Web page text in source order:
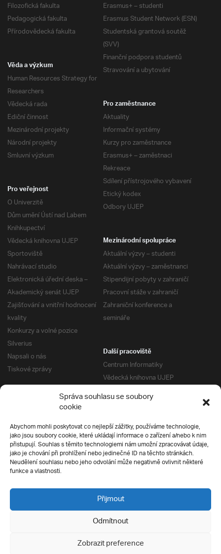
Správa souhlasu se soubory
cookie
Abychom mohli poskytovat co nejlepší zážitky, používáme technologie,
jako jsou soubory cookie, které ukládají informace o zařízení a/nebo k nim
přistupují. Souhlas s těmito technologiemi nám umožní zpracovávat údaje,
jako je chování při prohlížení nebo jedinečné ID na těchto stránkách.
Neudělení souhlasu nebo jeho odvolání může negativně ovlivnit některé
funkce a vlastnosti.
Přijmout
Odmítnout
Zobrazit preference
Filozofická fakulta
Pedagogická fakulta
Přírodovědecká fakulta
Erasmus+ – studenti
Erasmus Student Network (ESN)
Studentská grantová soutěž
(SVV)
Finanční podpora studentů
Stravování a ubytování
Věda a výzkum
Human Resources Strategy for
Researchers
Vědecká rada
Ediční činnost
Mezinárodní projekty
Národní projekty
Smluvní výzkum
Pro zaměstnance
Aktuality
Informační systémy
Kurzy pro zaměstnance
Erasmus+ – zaměstnaci
Rekreace
Sdílení přístrojového vybavení
Etický kodex
Odbory UJEP
Pro veřejnost
O Univerzitě
Dům umění Ústí nad Labem
Knihkupectví
Vědecká knihovna UJEP
Sportoviště
Nahrávací studio
Elektronická úřední deska –
Akademický senát UJEP
Zajišťování a vnitřní hodnocení
kvality
Konkurzy a volné pozice
Silverius
Napsali o nás
Tiskové zprávy
Mezinárodní spolupráce
Aktuální výzvy – studenti
Aktuální výzvy – zaměstnanci
Stipendijní pobyty v zahraničí
Pracovní stáže v zahraničí
Zahraniční konference a
semináře
Další pracoviště
Centrum Informatiky
Vědecká knihovna UJEP
Správa kolejí a menz
Univerzitní centrum podpory
Silverius
Pro uchazeče
Přijímací řízení
E-prihlaska
Přípravné kurzy
Ochrana soukromí
Všechna práva vyhrazena